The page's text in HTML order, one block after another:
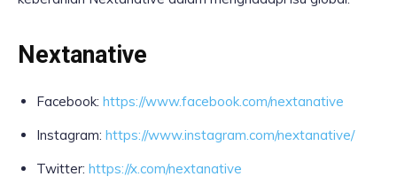
Nextanative
Facebook: https://www.facebook.com/nextanative
Instagram: https://www.instagram.com/nextanative/
Twitter: https://x.com/nextanative